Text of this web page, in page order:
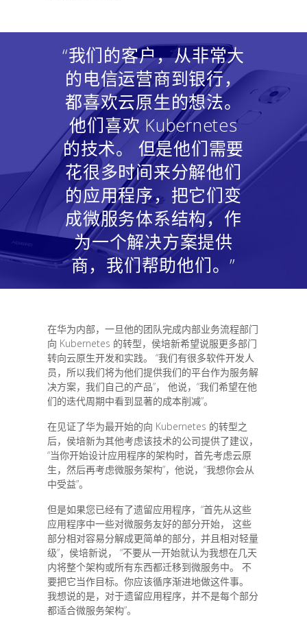
“我们的客户，从非常大
的电信运营商到银行，
都喜欢云原生的想法。
他们喜欢 Kubernetes
的技术。 但是他们需要
花很多时间来分解他们
的应用程序，把它们变
成微服务体系结构，作
为一个解决方案提供
商，我们帮助他们。”
在华为内部，一旦他的团队完成内部业务流程部门
向 Kubernetes 的转型，侯培新希望说服更多部门
转向云原生开发和实践。 “我们有很多软件开发人
员，所以我们将为他们提供我们的平台作为服务解
决方案，我们自己的产品”， 他说，“我们希望在他
们的迭代周期中看到显著的成本削减”。
在见证了华为最开始的向 Kubernetes 的转型之
后，侯培新为其他考虑该技术的公司提供了建议，
“当你开始设计应用程序的架构时，首先考虑云原
生，然后再考虑微服务架构”，他说，“我想你会从
中受益”。
但是如果您已经有了遗留应用程序，“首先从这些
应用程序中一些对微服务友好的部分开始， 这些
部分相对容易分解成更简单的部分，并且相对轻量
级”，侯培新说， “不要从一开始就认为我想在几天
内将整个架构或所有东西都迁移到微服务中。 不
要把它当作目标。你应该循序渐进地做这件事。
我想说的是，对于遗留应用程序，并不是每个部分
都适合微服务架构”。